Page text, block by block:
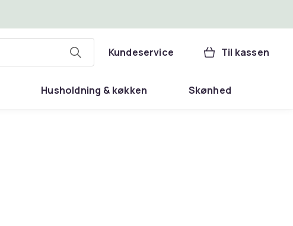
Kundeservice Til kassen
Husholdning & køkken Skønhed